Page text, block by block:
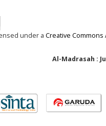
under a Creative
Al-Madrasah :